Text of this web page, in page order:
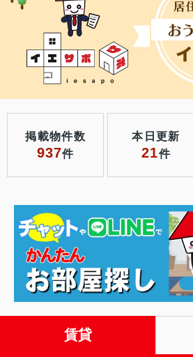
掲載物件数
937件
本日更新
21件
賃貸